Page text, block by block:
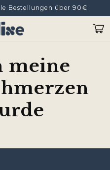
Bestellungen über 90€
meine